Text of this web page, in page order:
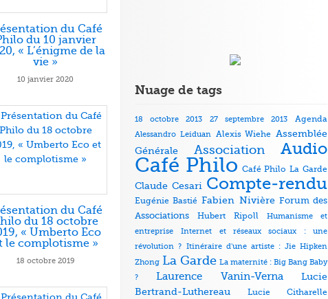
du Café
du 10 janvier
« L’énigme de la
vie »
10 janvier 2020
du Café
du 18 octobre
« Umberto Eco
le complotisme »
18 octobre 2019
Nuage de tags
18 octobre 2013 27 septembre 2013
Agenda
Alessandro Leiduan Alexis Wiehe
Assemblée
Générale
Association Audio
Café Philo Café Philo La Garde
Claude Cesari Compte-rendu
Eugénie Bastié Fabien Nivière Forum des
Associations
Hubert Ripoll
Humanisme et
entreprise
Internet et réseaux sociaux : une
révolution ? Itinéraire d'une artiste : Jie Hipken
Zhong La Garde La maternité : Big Bang Baby
?
Laurence Vanin-Verna
Lucie
Bertrand-Luthereau
Lucie Citharelle